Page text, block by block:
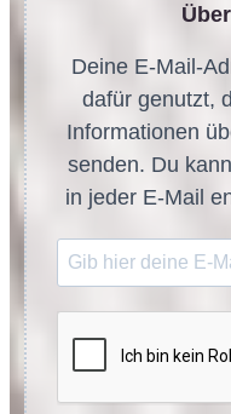
Deine E-Mail-
dafür genutzt,
Informationen
senden. Du
in jeder E-Mail